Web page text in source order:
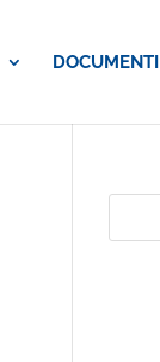
DOCUMENTI